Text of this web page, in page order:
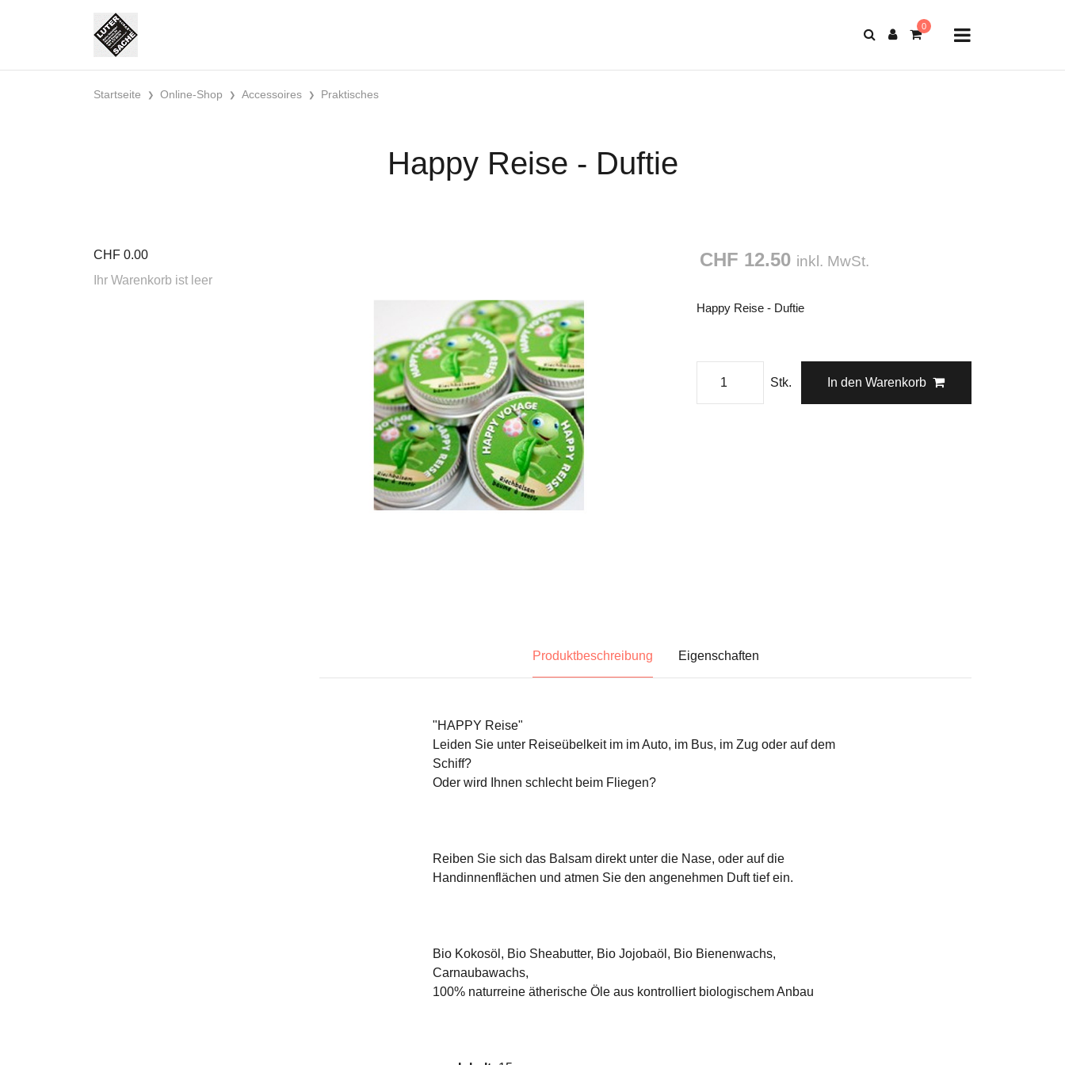
Startseite Online-Shop Accessoires Praktisches
Happy Reise - Duftie
CHF 0.00
Ihr Warenkorb ist leer
CHF 12.50 inkl. MwSt.
Happy Reise - Duftie
Stk. In den Warenkorb
Produktbeschreibung Eigenschaften
"HAPPY Reise"
Leiden Sie unter Reiseübelkeit im im Auto, im Bus, im Zug oder auf dem
Schiff?
Oder wird Ihnen schlecht beim Fliegen?
Reiben Sie sich das Balsam direkt unter die Nase, oder auf die
Handinnenflächen und atmen Sie den angenehmen Duft tief ein.
Bio Kokosöl, Bio Sheabutter, Bio Jojobaöl, Bio Bienenwachs,
Carnaubawachs,
100% naturreine ätherische Öle aus kontrolliert biologischem Anbau